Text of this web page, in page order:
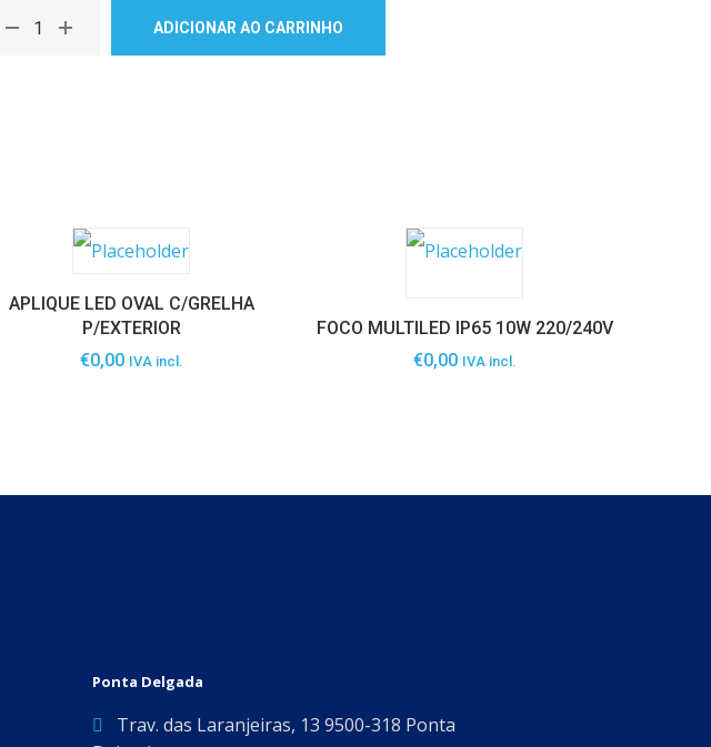
ADICIONAR AO CARRINHO
APLIQUE LED OVAL C/GRELHA
P/EXTERIOR
€0,00 IVA incl.
FOCO MULTILED IP65 10W 220/240V
€0,00 IVA incl.
Ponta Delgada
Trav. das Laranjeiras, 13 9500-318 Ponta